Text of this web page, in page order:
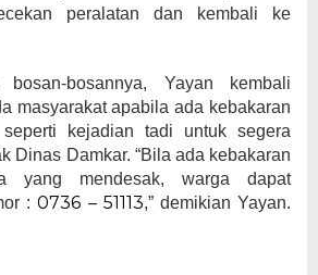
peralatan dan kembali ke
bosannya, Yayan kembali
masyarakat apabila ada kebakaran
kejadian tadi untuk segera
Dinas Damkar. “Bila ada kebakaran
yang mendesak, warga dapat
:0736 – 51113,” demikian Yayan.